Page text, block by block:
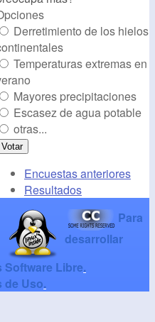
Derretimiento de los hielos
Temperaturas extremas en
Mayores precipitaciones
Escasez de agua potable
otras...
Encuestas anteriores
Resultados
Para
desarrollar
Libre.
de Uso.